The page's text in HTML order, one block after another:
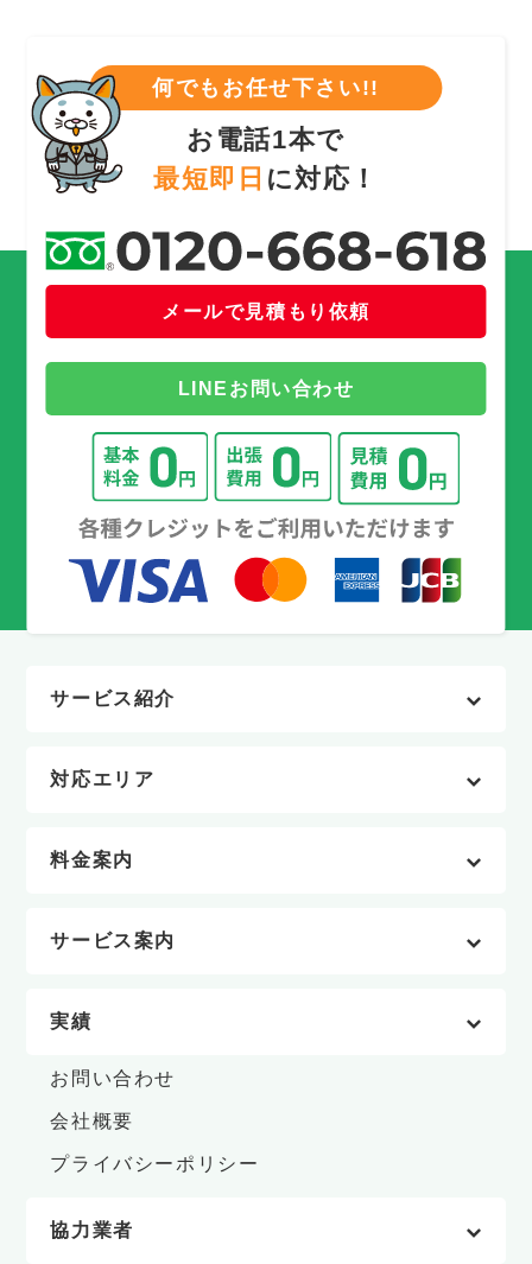
何でもお任せ下さい!!
お電話1本で
最短即日 に対応！
メールで見積もり依頼
LINEお問い合わせ
サービス紹介
対応エリア
料金案内
サービス案内
実績
お問い合わせ
会社概要
プライバシーポリシー
協力業者